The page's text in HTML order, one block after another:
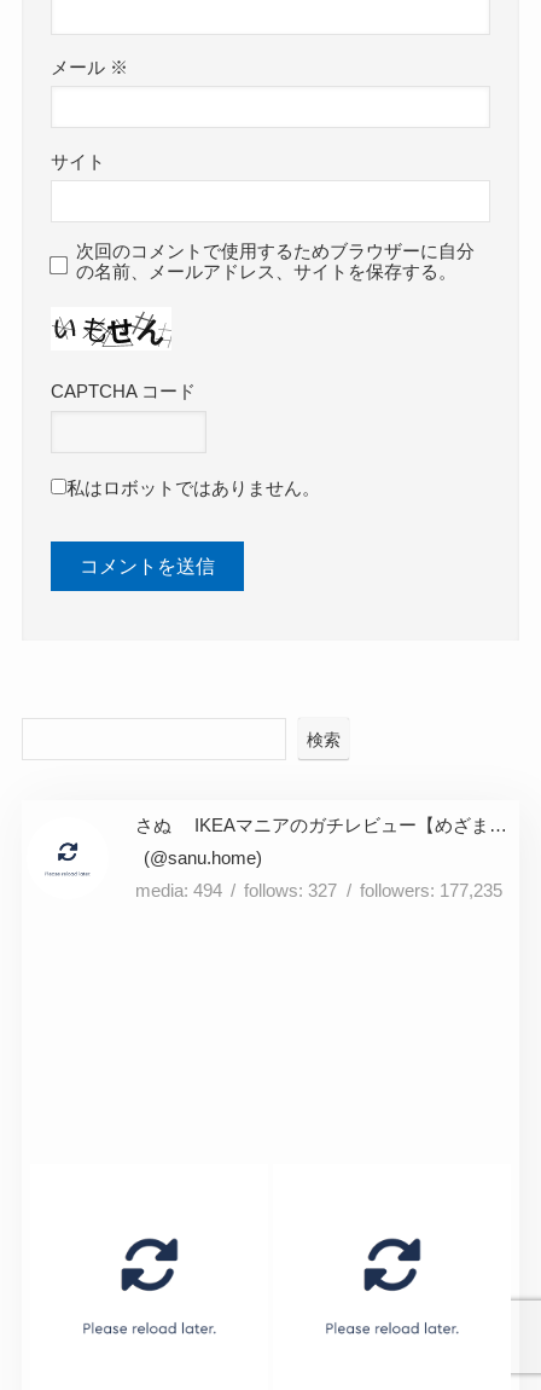
メール ※
サイト
次回のコメントで使用するためブラウザーに自分
の名前、メールアドレス、サイトを保存する。
CAPTCHA コード
私はロボットではありません。
検索
さぬ IKEAマニアのガチレビュー【めざまし出演】
sanu.home
494
327 177,235